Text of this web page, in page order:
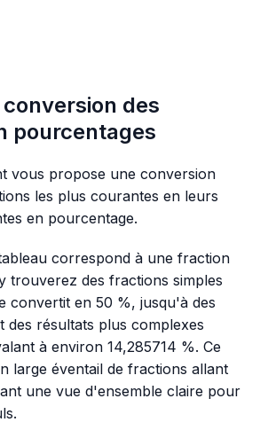
des
pourcentages
vous propose une conversion
les plus courantes en leurs
en pourcentage.
correspond à une fraction
trouverez des fractions simples
convertit en 50 %, jusqu'à des
des résultats plus complexes
à environ 14,285714 %. Ce
large éventail de fractions allant
une vue d'ensemble claire pour